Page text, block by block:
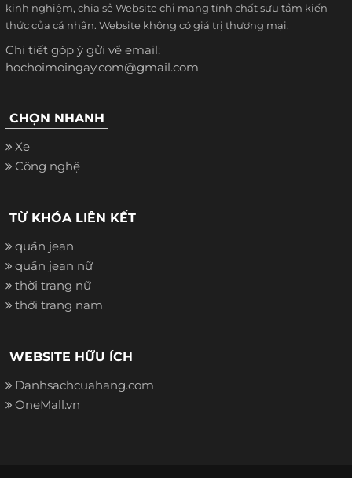
kinh nghiệm, chia sẻ Website chỉ mang tính chất sưu tầm kiến
thức của cá nhân. Website không có giá trị thương mại.
Chi tiết góp ý gửi về email:
hochoimoingay.com@gmail.com
CHỌN NHANH
Xe
Công nghệ
TỪ KHÓA LIÊN KẾT
quần jean
quần jean nữ
thời trang nữ
thời trang nam
WEBSITE HỮU ÍCH
Danhsachcuahang.com
OneMall.vn